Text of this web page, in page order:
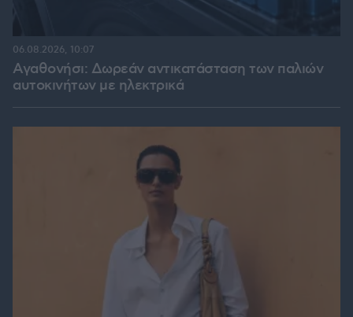
Αγαθονήσι: Δωρεάν αντικατάσταση των παλιών
αυτοκινήτων με ηλεκτρικά
06.08.2026, 10:07